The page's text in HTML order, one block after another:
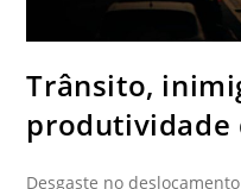
Trânsito,
Desgaste no